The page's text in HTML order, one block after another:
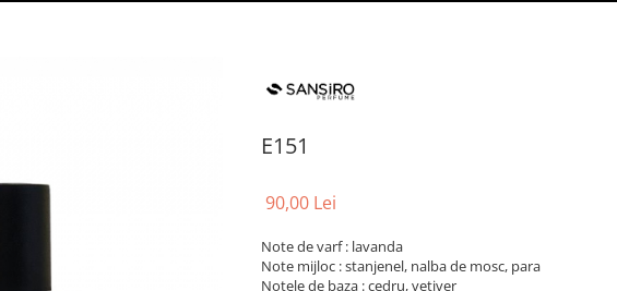
E151
90,00 Lei
Note de varf : lavanda
Note mijloc : stanjenel, nalba de mosc, para
Notele de baza : cedru, vetiver